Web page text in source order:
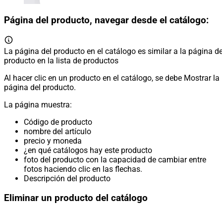
Página del producto, navegar desde el catálogo:
La página del producto en el catálogo es similar a la página
producto en la lista de productos
Al hacer clic en un producto en el catálogo, se debe Mostrar la
página del producto.
La página muestra:
Código de producto
nombre del artículo
precio y moneda
¿en qué catálogos hay este producto
foto del producto con la capacidad de cambiar entre
fotos haciendo clic en las flechas.
Descripción del producto
Eliminar un producto del catálogo